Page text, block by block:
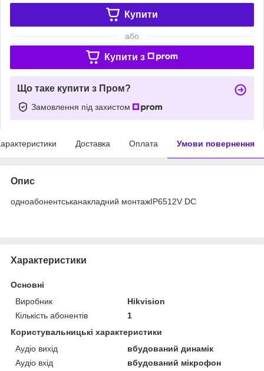
Купити
або
Купити з
Що таке купити з Пром?
Замовлення під захистом
Доставка Оплата Умови повернення
Опис
одноабонентськанакладний монтажIP6512V DC
Характеристики
Основні
Виробник
Hikvision
Кількість абонентів
1
Користувальницькі характеристики
Аудіо вихід
вбудований динамік
Аудіо вхід
вбудований мікрофон